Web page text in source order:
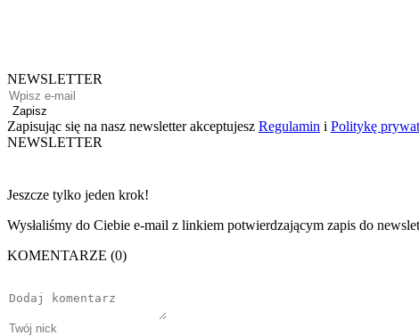
NEWSLETTER
Zapisz
Zapisując się na nasz newsletter akceptujesz Regulamin i Politykę
NEWSLETTER
Jeszcze tylko jeden krok!
Wysłaliśmy do Ciebie e-mail z linkiem potwierdzającym zapis do
KOMENTARZE (0)